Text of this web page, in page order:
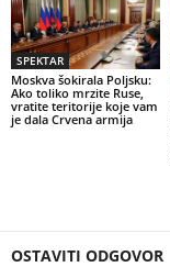
SPEKTAR
Moskva šokirala Poljsku:
Ako toliko mrzite Ruse,
vratite teritorije koje vam
je dala Crvena armija
OSTAVITI ODGOVOR